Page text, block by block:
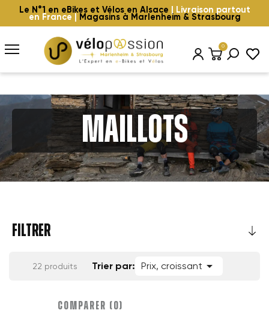
Le N°1 en eBikes et Vélos en Alsace | Livraison partout
en France | Magasins à Marlenheim & Strasbourg
0
Maillots
FILTRER
22 produits Trier par: Prix, croissant 
COMPARER (0)‎